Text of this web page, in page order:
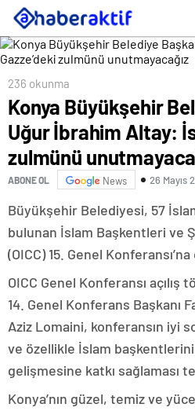
unutmayacağız
236 okunma
Konya Büyükşehir
Uğur İbrahim Altay:
zulmünü
ABONE OL News 26 Mayıs
Büyükşehir Belediyesi, 57
bulunan İslam Başkentleri ve
(OICC) 15. Genel
OICC Genel Konferansı açılış
14. Genel Konferans Başkanı
Aziz Lomaini, konferansın iyi
ve özellikle İslam
gelişmesine katkı sağlaması
Konya’nın güzel, temiz ve